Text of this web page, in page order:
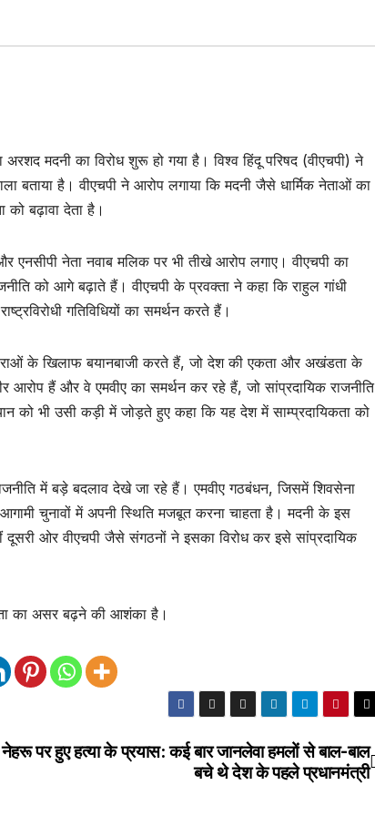
मदनी का विरोध शुरू हो गया है। विश्व हिंदू परिषद (वीएचपी) ने
बताया है। वीएचपी ने आरोप लगाया कि मदनी जैसे धार्मिक नेताओं का
बढ़ावा देता है।
एनसीपी नेता नवाब मलिक पर भी तीखे आरोप लगाए। वीएचपी का
को आगे बढ़ाते हैं। वीएचपी के प्रवक्ता ने कहा कि राहुल गांधी
गतिविधियों का समर्थन करते हैं।
के खिलाफ बयानबाजी करते हैं, जो देश की एकता और अखंडता के
हैं और वे एमवीए का समर्थन कर रहे हैं, जो सांप्रदायिक राजनीति
को भी उसी कड़ी में जोड़ते हुए कहा कि यह देश में साम्प्रदायिकता को
में बड़े बदलाव देखे जा रहे हैं। एमवीए गठबंधन, जिसमें शिवसेना
चुनावों में अपनी स्थिति मजबूत करना चाहता है। मदनी के इस
ओर वीएचपी जैसे संगठनों ने इसका विरोध कर इसे सांप्रदायिक
का असर बढ़ने की आशंका है।
नेहरू पर हुए हत्या के प्रयास: कई बार जानलेवा हमलों से बाल-बाल
बचे थे देश के पहले प्रधानमंत्री